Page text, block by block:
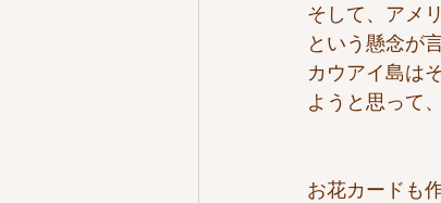
そして、アメ
という懸念が
カウアイ島は
ようと思って
お花カードも